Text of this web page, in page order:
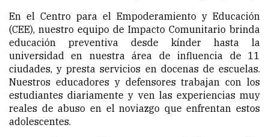
En el Centro para el Empoderamiento y Educación
(CEE), nuestro equipo de Impacto Comunitario brinda
educación preventiva desde kínder hasta la
universidad en nuestra área de influencia de 11
ciudades, y presta servicios en docenas de escuelas.
Nuestros educadores y defensores trabajan con los
estudiantes diariamente y ven las experiencias muy
reales de abuso en el noviazgo que enfrentan estos
adolescentes.